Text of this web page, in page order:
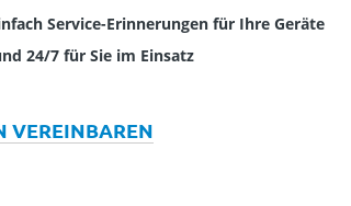
Service-Erinnerungen für Ihre Geräte
24/7 für Sie im Einsatz
VEREINBAREN